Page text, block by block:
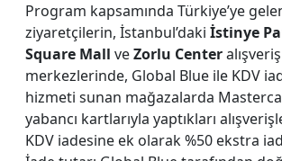
Program kapsamında Türkiye’ye
ziyaretçilerin, İstanbul’daki İstinye
Square Mall veZorlu Centeralışveriş
merkezlerinde, Global Blue ile KDV
hizmeti sunan mağazalarda
yabancı kartlarıyla yaptıkları
KDV iadesine ek olarak %50 ekstra